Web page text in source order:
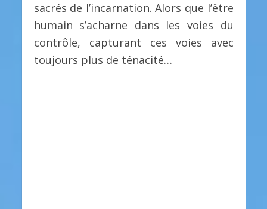
sacrés de l’incarnation. Alors que l’être
humain s’acharne dans les voies du
contrôle, capturant ces voies avec
toujours plus de ténacité…